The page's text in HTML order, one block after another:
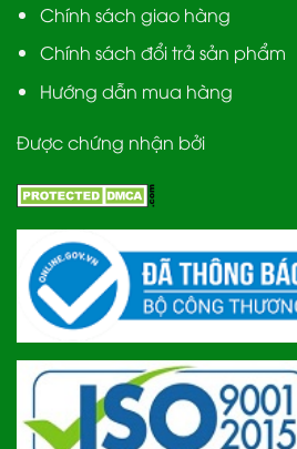
Chính sách giao hàng
Chính sách đổi trả sản phẩm
Hướng dẫn mua hàng
Được chứng nhận bởi